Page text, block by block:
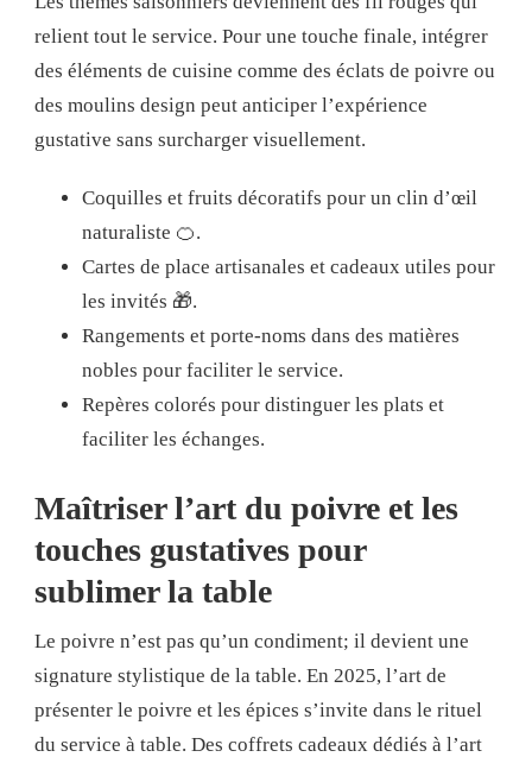
relient tout le service. Pour une touche finale, intégrer
des éléments de cuisine comme des éclats de poivre ou
des moulins design peut anticiper l’expérience
gustative sans surcharger visuellement.
Coquilles et fruits décoratifs pour un clin d’œil
naturaliste 🍊.
Cartes de place artisanales et cadeaux utiles pour
les invités 🎁.
Rangements et porte-noms dans des matières
nobles pour faciliter le service.
Repères colorés pour distinguer les plats et
faciliter les échanges.
Maîtriser l’art du poivre et les
touches gustatives pour
sublimer la table
Le poivre n’est pas qu’un condiment; il devient une
signature stylistique de la table. En 2025, l’art de
présenter le poivre et les épices s’invite dans le rituel
du service à table. Des coffrets cadeaux dédiés à l’art